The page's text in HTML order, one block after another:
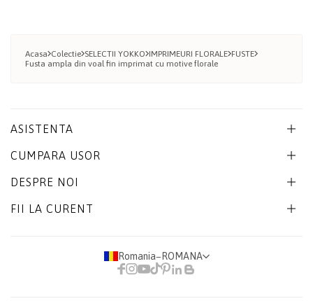
Acasa Colectie SELECTII YOKKO IMPRIMEURI FLORALE FUSTE
Fusta ampla din voal fin imprimat cu motive florale
ASISTENTA
CUMPARA USOR
DESPRE NOI
FII LA CURENT
Romania− ROMANA